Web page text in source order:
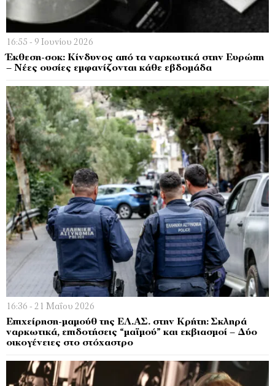
16:55 - 9 Ιουνίου 2026
Έκθεση-σοκ: Κίνδυνος από τα ναρκωτικά στην Ευρώπη
– Νέες ουσίες εμφανίζονται κάθε εβδομάδα
16:36 - 21 Μαΐου 2026
Επιχείρηση-μαμούθ της ΕΛ.ΑΣ. στην Κρήτη: Σκληρά
ναρκωτικά, επιδοτήσεις “μαϊμού” και εκβιασμοί – Δύο
οικογένειες στο στόχαστρο